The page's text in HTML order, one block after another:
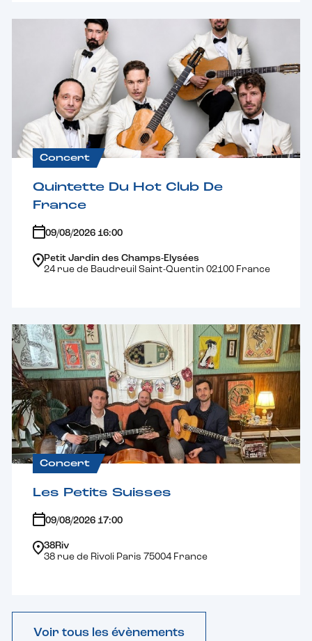
Concert
Quintette Du Hot Club De
France
09/08/2026 16:00
Petit Jardin des Champs-Elysées
24 rue de Baudreuil Saint-Quentin 02100 France
Concert
Les Petits Suisses
09/08/2026 17:00
38Riv
38 rue de Rivoli Paris 75004 France
Voir tous les évènements